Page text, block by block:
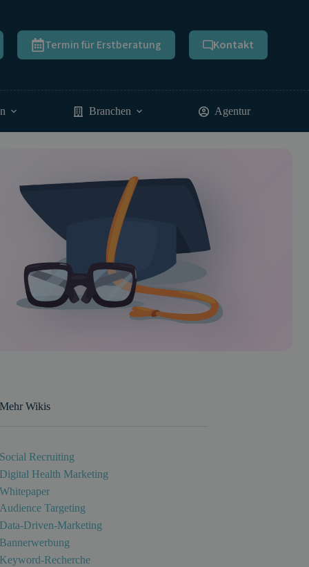
Termin für Erstberatung Kontakt
Branchen Agentur
Mehr Wikis
Social Recruiting
Digital Health Marketing
Whitepaper
Audience Targeting
Data-Driven-Marketing
Bannerwerbung
Keyword-Recherche